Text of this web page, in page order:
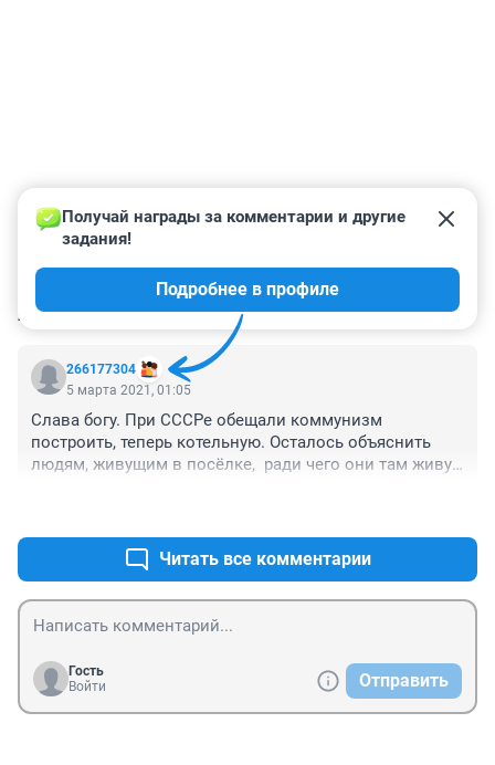
КОММЕНТАРИИ 1
266177304
Получай награды за комментарии и другие
задания!
Подробнее в профиле
5 марта 2021, 01:05
Слава богу. При СССРе обещали коммунизм
построить, теперь котельную. Осталось объяснить
людям, живущим в посёлке,  ради чего они там живут.
Читать все комментарии
Гость
Войти
Отправить